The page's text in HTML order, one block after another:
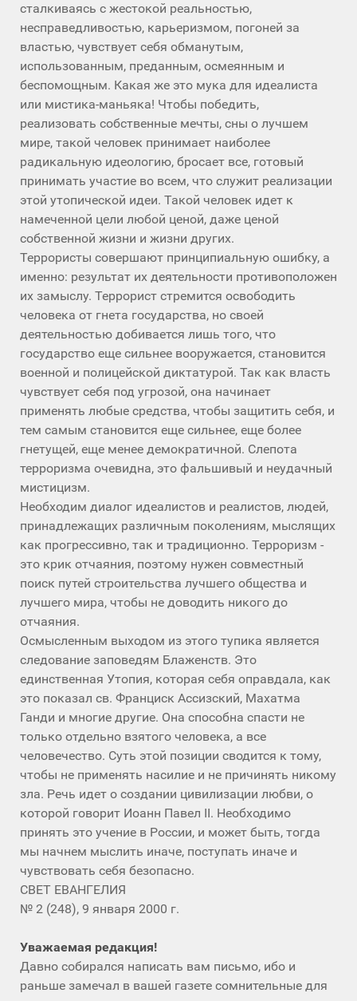
сталкиваясь с жестокой реальностью,
несправедливостью, карьеризмом, погоней за
властью, чувствует себя обманутым,
использованным, преданным, осмеянным и
беспомощным. Какая же это мука для идеалиста
или мистика-маньяка! Чтобы победить,
реализовать собственные мечты, сны о лучшем
мире, такой человек принимает наиболее
радикальную идеологию, бросает все, готовый
принимать участие во всем, что служит реализации
этой утопической идеи. Такой человек идет к
намеченной цели любой ценой, даже ценой
собственной жизни и жизни других.
Террористы совершают принципиальную ошибку, а
именно: результат их деятельности противоположен
их замыслу. Террорист стремится освободить
человека от гнета государства, но своей
деятельностью добивается лишь того, что
государство еще сильнее вооружается, становится
военной и полицейской диктатурой. Так как власть
чувствует себя под угрозой, она начинает
применять любые средства, чтобы защитить себя, и
тем самым становится еще сильнее, еще более
гнетущей, еще менее демократичной. Слепота
терроризма очевидна, это фальшивый и неудачный
мистицизм.
Необходим диалог идеалистов и реалистов, людей,
принадлежащих различным поколениям, мыслящих
как прогрессивно, так и традиционно. Терроризм -
это крик отчаяния, поэтому нужен совместный
поиск путей строительства лучшего общества и
лучшего мира, чтобы не доводить никого до
отчаяния.
Осмысленным выходом из этого тупика является
следование заповедям Блаженств. Это
единственная Утопия, которая себя оправдала, как
это показал св. Франциск Ассизский, Махатма
Ганди и многие другие. Она способна спасти не
только отдельно взятого человека, а все
человечество. Суть этой позиции сводится к тому,
чтобы не применять насилие и не причинять никому
зла. Речь идет о создании цивилизации любви, о
которой говорит Иоанн Павел II. Необходимо
принять это учение в России, и может быть, тогда
мы начнем мыслить иначе, поступать иначе и
чувствовать себя безопасно.
СВЕТ ЕВАНГЕЛИЯ
№ 2 (248), 9 января 2000 г.
Уважаемая редакция!
Давно собирался написать вам письмо, ибо и
раньше замечал в вашей газете сомнительные для